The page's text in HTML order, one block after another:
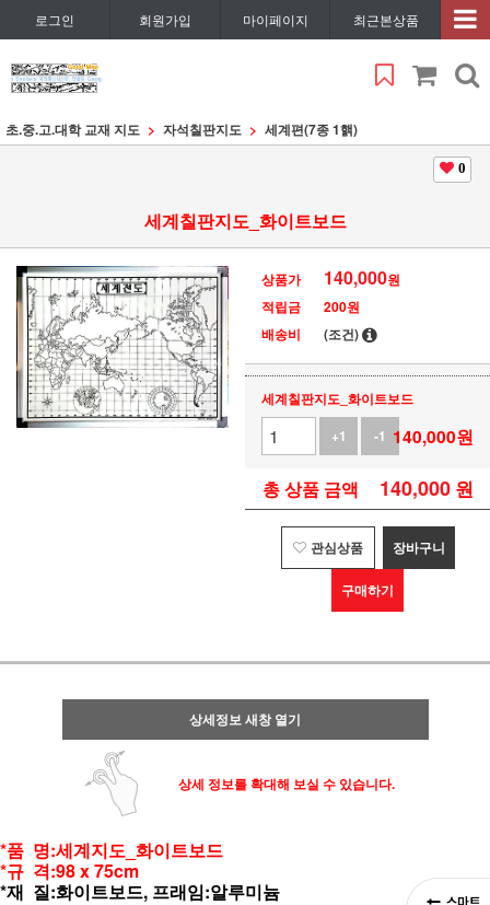
로그인 회원가입 마이페이지 최근본상품
초.중.고.대학 교재 지도 자석칠판지도 세계편(7종 1핽)
0
세계칠판지도_화이트보드
상품가 140,000원
적립금
200원
배송비
(조건)
세계칠판지도_화이트보드
+1
-1 140,000원
총 상품 금액 140,000 원
관심상품 장바구니
구매하기
상세정보 새창 열기
상세 정보를 확대해 보실 수 있습니다.
*품 명:세계지도_화이트보드
*규 격:98 x 75cm
*재 질:화이트보드, 프래임:알루미늄